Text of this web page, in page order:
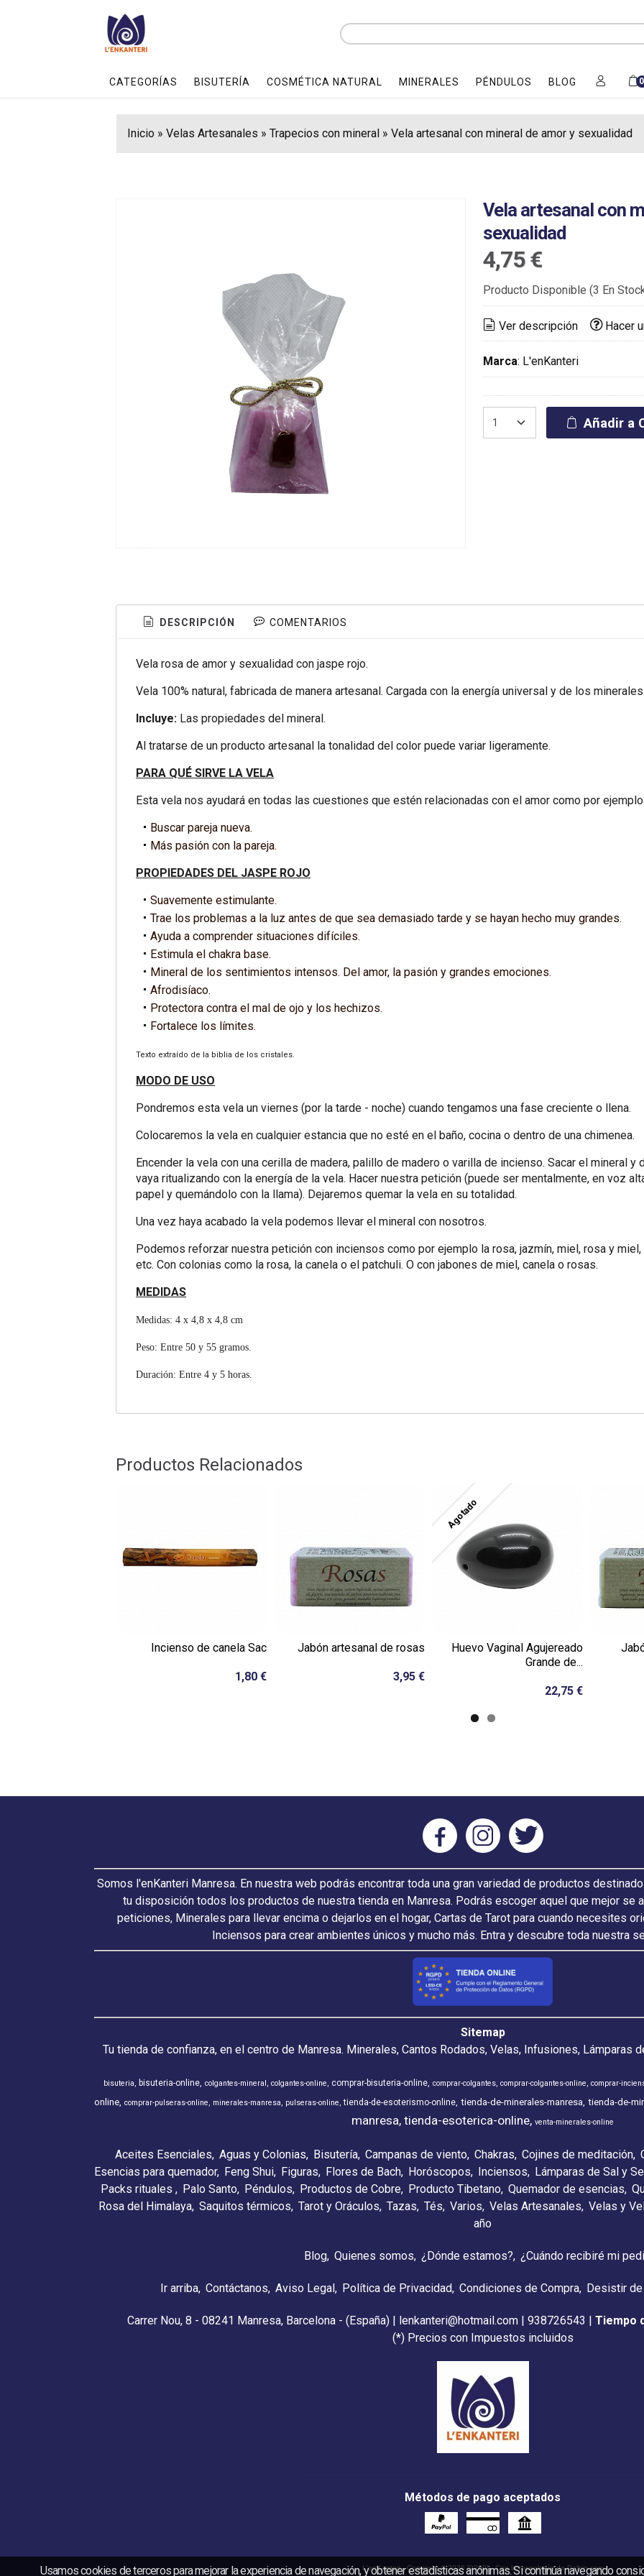
CATEGORÍAS BISUTERÍA COSMÉTICA NATURAL MINERALES PÉNDULOS BLOG
Inicio» Velas Artesanales » Trapecios con mineral» Vela artesanal con mineral de amor y sexualidad
Vela artesanal con
sexualidad
4,75 €
Producto Disponible (3 En
Ver descripción Hacer
Marca: L'enKanteri
Añadir a
DESCRIPCIÓN COMENTARIOS
Vela rosa de amor y sexualidad con jaspe rojo.
Vela 100% natural, fabricada de manera artesanal. Cargada con la energía universal y de los
Incluye: Las propiedades del mineral.
Al tratarse de un producto artesanal la tonalidad del color puede variar ligeramente.
PARA QUÉ SIRVE LA VELA
Esta vela nos ayudará en todas las cuestiones que estén relacionadas con el amor como por
Buscar pareja nueva.
Más pasión con la pareja.
PROPIEDADES DEL JASPE ROJO
Suavemente estimulante.
Trae los problemas a la luz antes de que sea demasiado tarde y se hayan hecho muy grandes.
Ayuda a comprender situaciones difíciles.
Estimula el chakra base.
Mineral de los sentimientos intensos. Del amor, la pasión y grandes emociones.
Afrodisíaco.
Protectora contra el mal de ojo y los hechizos.
Fortalece los límites.
Texto extraído de la biblia de los cristales.
MODO DE USO
Pondremos esta vela un viernes (por la tarde - noche) cuando tengamos una fase creciente o llena.
Colocaremos la vela en cualquier estancia que no esté en el baño, cocina o dentro de una chimenea.
Encender la vela con una cerilla de madera, palillo de madero o varilla de incienso. Sacar el mineral y
vaya ritualizando con la energía de la vela. Hacer nuestra petición (puede ser mentalmente, en voz
papel y quemándolo con la llama). Dejaremos quemar la vela en su totalidad.
Una vez haya acabado la vela podemos llevar el mineral con nosotros.
Podemos reforzar nuestra petición con inciensos como por ejemplo la rosa, jazmín, miel, rosa y miel,
etc. Con colonias como la rosa, la canela o el patchuli. O con jabones de miel, canela o rosas.
MEDIDAS
Medidas: 4 x 4,8 x 4,8 cm
Peso: Entre 50 y 55 gramos.
Duración: Entre 4 y 5 horas.
Productos Relacionados
Incienso de canela Sac
1,80 €
Jabón artesanal de rosas
3,95 €
Agotado
Huevo Vaginal Agujereado
Grande de...
22,75 €
Somos l'enKanteri Manresa. En nuestra web podrás encontrar toda una gran variedad de productos
tu disposición todos los productos de nuestra tienda en Manresa. Podrás escoger aquel que mejor se
peticiones, Minerales para llevar encima o dejarlos en el hogar, Cartas de Tarot para cuando necesites
Inciensos para crear ambientes únicos y mucho más. Entra y descubre toda nuestra
Sitemap
Tu tienda de confianza, en el centro de Manresa. Minerales, Cantos Rodados, Velas, Infusiones, Lámparas
bisuteria bisuteria-online colgantes-mineral colgantes-online comprar-bisuteria-online comprar-colgantes comprar-colgantes-online comprar-
online comprar-pulseras-online minerales-manresa pulseras-online tienda-de-esoterismo-online tienda-de-minerales-manresa tienda-de-
manresa tienda-esoterica-online venta-minerales-online
Aceites Esenciales Aguas y Colonias Bisutería Campanas de viento Chakras Cojines de meditación
Esencias para quemador Feng Shui Figuras Flores de Bach Horóscopos Inciensos
Lámparas de Sal y
Packs rituales Palo Santo Péndulos Productos de Cobre Producto Tibetano Quemador de esencias
Rosa del Himalaya Saquitos térmicos Tarot y Oráculos Tazas Tés Varios Velas Artesanales Velas y
año
Blog Quienes somos ¿Dónde estamos? ¿Cuándo recibiré mi
Ir arriba Contáctanos Aviso Legal Política de Privacidad Condiciones de Compra Desistir
Carrer Nou, 8 - 08241 Manresa, Barcelona - (España) | lenkanteri@hotmail.com |938726543 |Tiempo
(*) Precios con Impuestos incluidos
Métodos de pago aceptados
L'enKanteri- Copyright © 2026 [9269] - Con la tecnología de Palbin.com
Usamos cookies de terceros para mejorar la experiencia de navegación, y obtener estadísticas anónimas. Si continúa navegando